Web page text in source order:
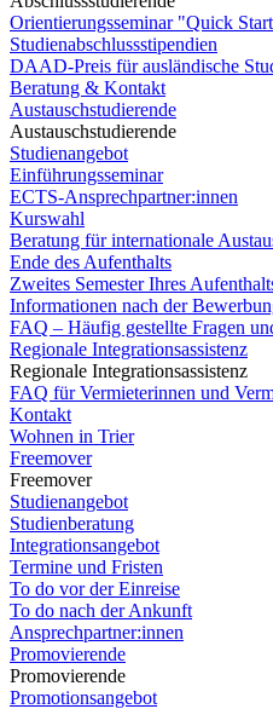
Orientierungsseminar "Quick
Studienabschlussstipendien
DAAD-Preis für ausländische
Beratung & Kontakt
Austauschstudierende
Austauschstudierende
Studienangebot
Einführungsseminar
ECTS-Ansprechpartner:innen
Kurswahl
Beratung für internationale
Ende des Aufenthalts
Zweites Semester Ihres
Informationen nach der
FAQ – Häufig gestellte Fragen
Regionale Integrationsassistenz
Regionale Integrationsassistenz
FAQ für Vermieterinnen und
Kontakt
Wohnen in Trier
Freemover
Freemover
Studienangebot
Studienberatung
Integrationsangebot
Termine und Fristen
To do vor der Einreise
To do nach der Ankunft
Ansprechpartner:innen
Promovierende
Promovierende
Promotionsangebot